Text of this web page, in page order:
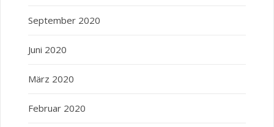
September 2020
Juni 2020
März 2020
Februar 2020